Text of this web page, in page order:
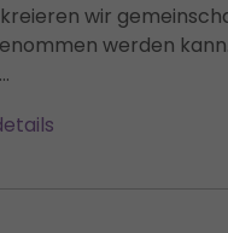
wir
werden